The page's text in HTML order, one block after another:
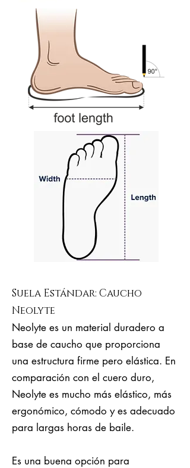
Suela Estándar: Caucho
Neolyte
Neolyte es un material duradero a
base de caucho que proporciona
una estructura firme pero elástica. En
comparación con el cuero duro,
Neolyte es mucho más elástico, más
ergonómico, cómodo y es adecuado
para largas horas de baile.
Es una buena opción para